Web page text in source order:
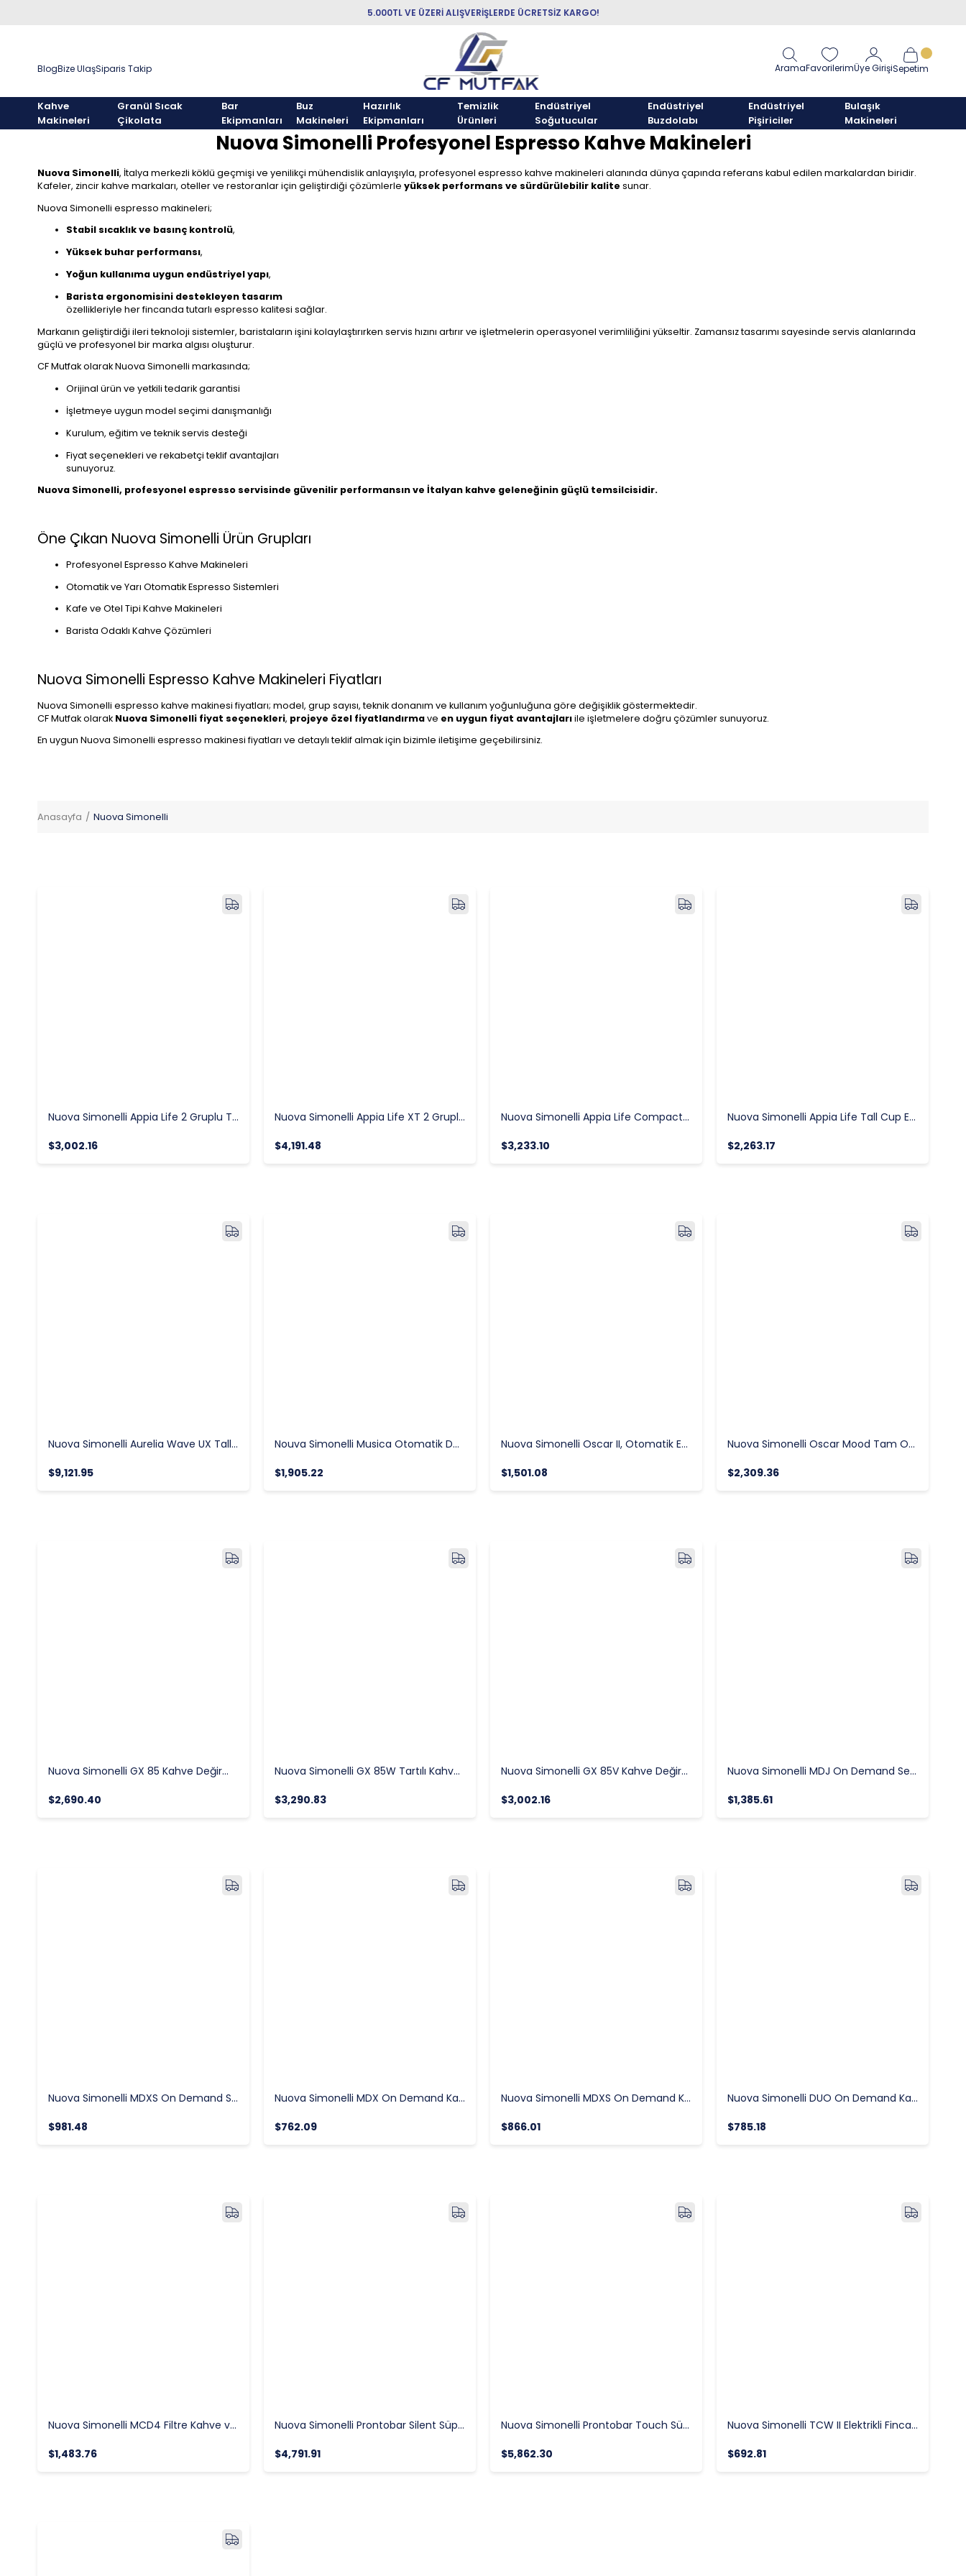
5.000TL VE ÜZERİ ALIŞVERİŞLERDE ÜCRETSİZ KARGO!
BlogBize UlaşSiparis Takip AramaFavorilerimÜye GirişiSepetim
Kahve
Makineleri
Granül Sıcak
Çikolata
Bar
Ekipmanları
Buz
Makineleri
Hazırlık
Ekipmanları
Temizlik
Ürünleri
Endüstriyel
Soğutucular
Endüstriyel
Buzdolabı
Endüstriyel
Pişiriciler
Bulaşık
Makineleri
Nuova Simonelli Profesyonel Espresso Kahve Makineleri
Nuova Simonelli, İtalya merkezli köklü geçmişi ve yenilikçi mühendislik anlayışıyla, profesyonel espresso kahve makineleri alanında dünya çapında referans kabul edilen markalardan biridir.
Kafeler, zincir kahve markaları, oteller ve restoranlar için geliştirdiği çözümlerle yüksek performans ve sürdürülebilir kalite sunar.
Nuova Simonelli espresso makineleri;
Stabil sıcaklık ve basınç kontrolü,
Yüksek buhar performansı,
Yoğun kullanıma uygun endüstriyel yapı,
Barista ergonomisini destekleyen tasarım
özellikleriyle her fincanda tutarlı espresso kalitesi sağlar.
Markanın geliştirdiği ileri teknoloji sistemler, baristaların işini kolaylaştırırken servis hızını artırır ve işletmelerin operasyonel verimliliğini yükseltir. Zamansız tasarımı sayesinde servis alanlarında
güçlü ve profesyonel bir marka algısı oluşturur.
CF Mutfak olarak Nuova Simonelli markasında;
Orijinal ürün ve yetkili tedarik garantisi
İşletmeye uygun model seçimi danışmanlığı
Kurulum, eğitim ve teknik servis desteği
Fiyat seçenekleri ve rekabetçi teklif avantajları
sunuyoruz.
Nuova Simonelli, profesyonel espresso servisinde güvenilir performansın ve İtalyan kahve geleneğinin güçlü temsilcisidir.
Öne Çıkan Nuova Simonelli Ürün Grupları
Profesyonel Espresso Kahve Makineleri
Otomatik ve Yarı Otomatik Espresso Sistemleri
Kafe ve Otel Tipi Kahve Makineleri
Barista Odaklı Kahve Çözümleri
Nuova Simonelli Espresso Kahve Makineleri Fiyatları
Nuova Simonelli espresso kahve makinesi fiyatları; model, grup sayısı, teknik donanım ve kullanım yoğunluğuna göre değişiklik göstermektedir.
CF Mutfak olarak Nuova Simonelli fiyat seçenekleri, projeye özel fiyatlandırmave en uygun fiyat avantajlarıile işletmelere doğru çözümler sunuyoruz.
En uygun Nuova Simonelli espresso makinesi fiyatları ve detaylı teklif almak için bizimle iletişime geçebilirsiniz.
Anasayfa Nuova Simonelli
Nuova Simonelli Appia Life 2 Gruplu Tam Otomatik Tall Cup Espresso Kahve Makinesi
$3,002.16
Nuova Simonelli Appia Life XT 2 Gruplu Tam Otomatik Tall Cup Espresso Kahve Makinesi
$4,191.48
Nuova Simonelli Appia Life Compact Tall Cup Tam Otomatik Espresso Kahve Makinesi, 2 Gruplu
$3,233.10
Nuova Simonelli Appia Life Tall Cup Espresso Kahve Makinesi, 1 Gruplu, Siyah
$2,263.17
Nuova Simonelli Aurelia Wave UX Tall Cup Tam Otomatik Espresso Kahve Makinesi, 2 Gruplu
$9,121.95
Nouva Simonelli Musica Otomatik Dozaj Ayarlı Espresso Kahve Makinesi
$1,905.22
Nuova Simonelli Oscar II, Otomatik Espresso Kahve Makinesi
$1,501.08
Nuova Simonelli Oscar Mood Tam Otomatik Espresso Kahve Makinesi
$2,309.36
Nuova Simonelli GX 85 Kahve Değirmeni
$2,690.40
Nuova Simonelli GX 85W Tartılı Kahve Değirmeni
$3,290.83
Nuova Simonelli GX 85V Kahve Değirmeni
$3,002.16
Nuova Simonelli MDJ On Demand Sessiz Kahve Değirmeni
$1,385.61
Nuova Simonelli MDXS On Demand Sessiz Kahve Değirmeni
$981.48
Nuova Simonelli MDX On Demand Kahve Değirmeni
$762.09
Nuova Simonelli MDXS On Demand Kahve Değirmeni Kırmızı
$866.01
Nuova Simonelli DUO On Demand Kahve Değirmeni
$785.18
Nuova Simonelli MCD4 Filtre Kahve ve Türk Kahvesi Değirmeni
$1,483.76
Nuova Simonelli Prontobar Silent Süper Otomatik Espresso Kahve Makinesi
$4,791.91
Nuova Simonelli Prontobar Touch Süper Otomatik Espresso Kahve Makinesi
$5,862.30
Nuova Simonelli TCW II Elektrikli Fincan Isıtıcı
$692.81